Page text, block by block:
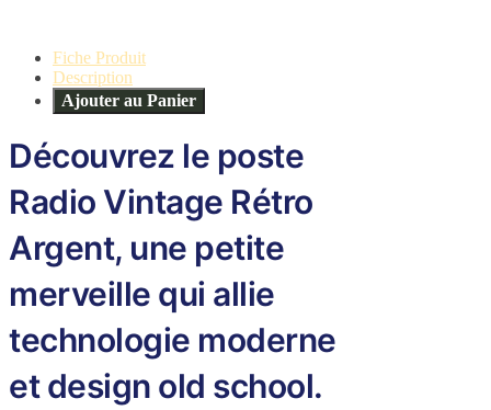
Fiche Produit
Description
Ajouter au Panier
Découvrez le poste
Radio Vintage Rétro
Argent, une petite
merveille qui allie
technologie moderne
et design old school.